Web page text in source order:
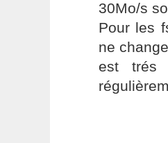
30Mo/s
Pour les
ne
est trés